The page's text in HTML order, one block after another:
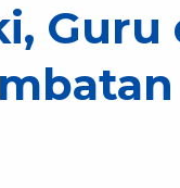
Guru